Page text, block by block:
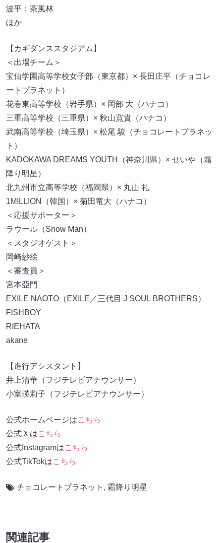
波平：茶風林
ほか
【カギダンススタジアム】
＜出場チーム＞
宝仙学園高等学校女子部（東京都）× 長田庄平（チョコレ
ートプラネット）
花巻東高等学校（岩手県）× 岡部 大（ハナコ）
三重高等学校（三重県）× 秋山寛貴（ハナコ）
武南高等学校（埼玉県）× 松尾 駿（チョコレートプラネッ
ト）
KADOKAWA DREAMS YOUTH（神奈川県）× せいや（霜
降り明星）
北九州市立高等学校（福岡県）× 丸山 礼
1MILLION（韓国）× 菊田竜大（ハナコ）
＜応援サポーター＞
ラウール（Snow Man）
＜スタジオゲスト＞
岡崎紗絵
＜審査員＞
宮本亞門
EXILE NAOTO（EXILE／三代目 J SOUL BROTHERS）
FISHBOY
RIEHATA
akane
【進行アシスタント】
井上清華（フジテレビアナウンサー）
小室瑛莉子（フジテレビアナウンサー）
公式ホームページはこちら
公式Ｘはこちら
公式Instagramはこちら
公式TikTokはこちら
チョコレートプラネット , 霜降り明星
関連記事